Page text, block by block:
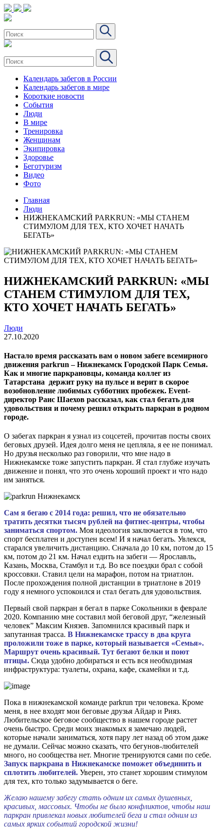
Календарь забегов в России
Календарь забегов в мире
Короткие новости
События
Люди
В мире
Тренировка
Женщинам
Экипировка
Здоровье
Беготуризм
Видео
Фото
Главная
Люди
НИЖНЕКАМСКИЙ PARKRUN: «МЫ СТАНЕМ
СТИМУЛОМ ДЛЯ ТЕХ, КТО ХОЧЕТ НАЧАТЬ
БЕГАТЬ»
НИЖНЕКАМСКИЙ PARKRUN: «МЫ
СТАНЕМ СТИМУЛОМ ДЛЯ ТЕХ,
КТО ХОЧЕТ НАЧАТЬ БЕГАТЬ»
Люди
27.10.2020
Настало время рассказать вам о новом забеге всемирного
движения parkrun – Нижнекамск Городской Парк Семья.
Как и многие паркрановцы, команда коллег из
Татарстана держит руку на пульсе и верит в скорое
возобновление любимых субботних пробежек. Event-
директор Раис Шаехов рассказал, как стал бегать для
удовольствия и почему решил открыть паркран в родном
городе.
О забегах паркран я узнал из соцсетей, прочитав посты своих
беговых друзей. Идея долго меня не цепляла, я ее не понимал.
Но друзья несколько раз говорили, что мне надо в
Нижнекамске тоже запустить паркран. Я стал глубже изучать
движение и понял, что это очень хороший проект и что надо
им заняться.
Сам я бегаю с 2014 года: решил, что не обязательно
тратить десятки тысяч рублей на фитнес-центры, чтобы
заниматься спортом. Моя идеология заключается в том, что
спорт бесплатен и доступен всем! И я начал бегать. Увлекся,
старался увеличить дистанцию. Сначала до 10 км, потом до 15
км, потом до 21 км. Начал ездить на забеги — Ярославль,
Казань, Москва, Стамбул и т.д. Во все поездки брал с собой
кроссовки. Ставил цели на марафон, потом на триатлон.
После прохождения полной дистанции в триатлоне в 2019
году я немного успокоился и стал бегать для удовольствия.
Первый свой паркран я бегал в парке Сокольники в феврале
2020. Компанию мне составил мой беговой друг, “железный
человек” Максим Князев. Запомнился красивый парк и
запутанная трасса. В Нижнекамске трассу в два круга
проложили тоже в парке, который называется «Семья».
Маршрут очень красивый. Тут бегают белки и поют
птицы. Сюда удобно добираться и есть вся необходимая
инфраструктура: туалеты, охрана, кафе, скамейки и т.д.
Пока в нижнекамской команде parkrun три человека. Кроме
меня, в нее входят мои беговые друзья Айдар и Рияз.
Любительское беговое сообщество в нашем городе растет
очень быстро. Среди моих знакомых я замечаю людей,
которые начали заниматься, хотя пару лет назад об этом даже
не думали. Сейчас можно сказать, что бегунов-любителей
много, но сообщества нет. Многие тренируются сами по себе.
Запуск паркрана в Нижнекамске поможет объединить и
сплотить любителей. Уверен, это станет хорошим стимулом
для тех, кто только задумывается о беге.
Желаю нашему забегу стать одним их самых душевных,
красивых, массовых. Чтобы не было конфликтов, чтобы наш
паркран привлекал новых любителей бега и стал одним из
самых ярких событий городской жизни!